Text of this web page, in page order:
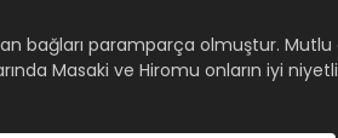
bağları paramparça olmuştur.
Masaki ve Hiromu onların iyi